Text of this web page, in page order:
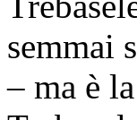
semmai
– ma è